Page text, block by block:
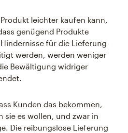
leichter kaufen kann,
genügend Produkte
für die Lieferung
werden, werden weniger
Bewältigung widriger
Kunden das bekommen,
sie es wollen, und zwar in
Die reibungslose Lieferung